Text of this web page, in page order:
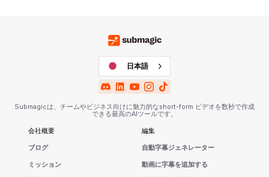
日本語
Submagicは、チームやビジネス向けに魅力的なshort-form ビデオを数秒で作成
できる最高のAIツールです。
会社概要
ブログ
ミッション
編集
自動字幕ジェネレーター
動画に字幕を追加する